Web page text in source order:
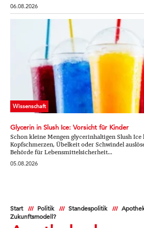
06.08.2026
Wissenschaft
Glycerin in Slush Ice: Vorsicht für Kinder
Schon kleine Mengen glycerinhaltigen Slush
Kopfschmerzen, Übelkeit oder Schwindel
Behörde für Lebensmittelsicherheit...
05.08.2026